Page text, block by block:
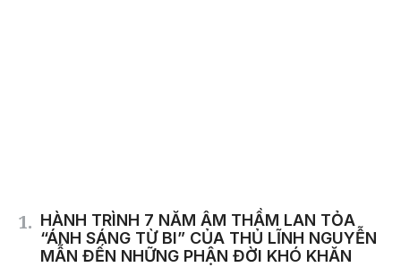
HÀNH TRÌNH 7 NĂM ÂM THẦM LAN TỎA
“ÁNH SÁNG TỪ BI” CỦA THỦ LĨNH NGUYỄN
MẪN ĐẾN NHỮNG PHẬN ĐỜI KHÓ KHĂN